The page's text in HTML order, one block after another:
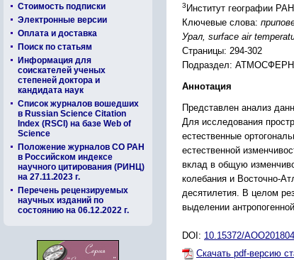
Стоимость подписки
Электронные версии
Оплата и доставка
Поиск по статьям
Информация для
соискателей ученых
степеней доктора и
кандидата наук
Список журналов вошедших
в Russian Science Citation
Index (RSCI) на базе Web of
Science
Положение журналов СО РАН
в Российском индексе
научного цитирования (РИНЦ)
на 27.11.2023 г.
Перечень рецензируемых
научных изданий по
состоянию на 06.12.2022 г.
3 Институт географии
Ключевые слова:
Урал, surface air
Страницы: 294-302
Подраздел:
Аннотация
Представлен анализ
Для исследования
естественные
естественной
вклад в общую
колебания и Восточно-
десятилетия. В целом
выделении
DOI: 10.15372/
Скачать pdf-версию